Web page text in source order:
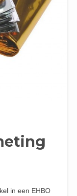
in een EHBO